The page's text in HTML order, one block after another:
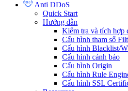
Anti DDoS
Quick Start
Hướng dẫn
Kiểm tra và tích hợp
Cấu hình tham số
Cấu hình Blacklist/
Cấu hình cảnh báo
Cấu hình Origin
Cấu hình Rule
Cấu hình SSL